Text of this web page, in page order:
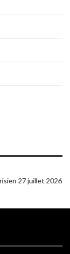
27 juillet 2026